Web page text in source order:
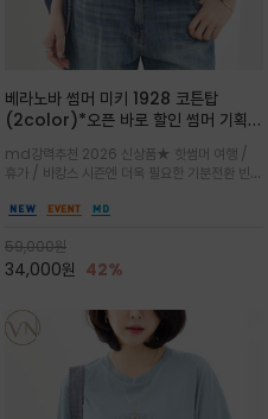
베라노바 썸머 미키 1928 코튼탑
(2color)*오픈 바로 할인 썸머 기획
★ 한정수량 제작 ★ 오가닉 코튼으로
빈티지 프린트로 여름 하의와 모두 잘어
울리는 그래픽
md강력추천 2026 신상품★ 핫썸머 여행 /
휴가 / 바캉스 시즌엔 더욱 필요한 기분전환 빈티
키 컬러 위에 빈티지한 크랙 효과의 레트로 감성
완성
59,000원
34,000원 42%